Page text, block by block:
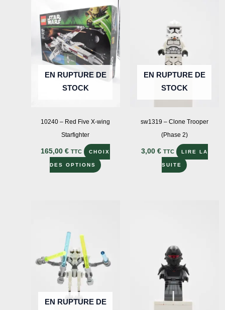
Les
options
peuvent
être
choisies
sur
EN RUPTURE DE
STOCK
10240 – Red Five X-wing
Starfighter
165,00€ TTC CHOIX
DES OPTIONS
Ce
peuvent
être
EN RUPTURE DE
STOCK
sw1319 – Clone Trooper
(Phase 2)
3,00 € TTC LIRE LA
SUITE
EN RUPTURE DE